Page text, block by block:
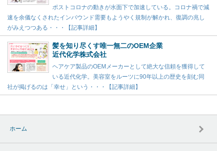
ポストコロナの動きが水面下で加速している。コロナ禍で減
速を余儀なくされたインバウンド需要もようやく規制が解かれ、復調の兆し
がみえつつある・・・【記事詳細】
髪を知り尽くす唯一無二のOEM企業
近代化学株式会社
ヘアケア製品のOEMメーカーとして絶大な信頼を獲得して
いる近代化学。美容室をルーツに90年以上の歴史を刻む同
社が掲げるのは「幸せ」という・・・【記事詳細】
ホーム